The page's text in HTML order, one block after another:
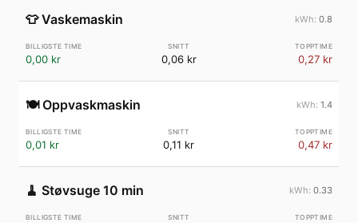
👕 Vaskemaskin 0.8
0,00 kr 0,06 kr 0,27 kr
🍽️ Oppvaskmaskin 1.4
0,01 kr 0,11 kr 0,47 kr
🧹 Støvsuge 10 min 0.33